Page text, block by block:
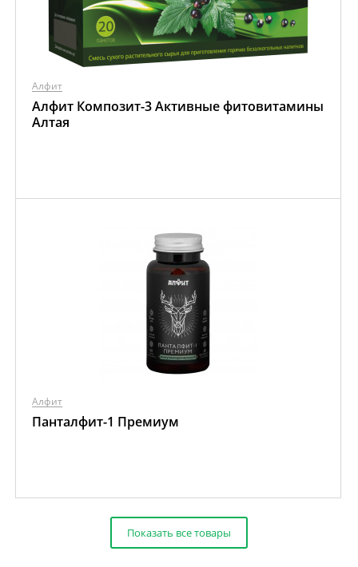
Алфит
Алфит Композит-3 Активные фитовитамины
Алтая
Алфит
Панталфит-1 Премиум
Показать все товары